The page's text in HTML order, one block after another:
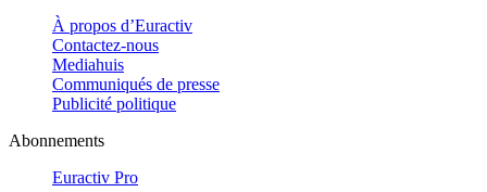
À propos d’Euractiv
Contactez-nous
Mediahuis
Communiqués de presse
Publicité politique
Abonnements
Euractiv Pro